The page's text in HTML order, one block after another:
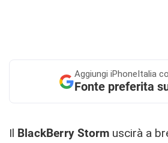
Aggiungi iPhoneItalia
Fonte preferita
Il BlackBerry Storm uscirà a